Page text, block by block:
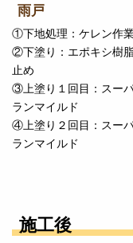
雨戸
①下地処理：ケレン作
②下塗り：エポキシ樹
止め
③上塗り１回目：スー
ランマイルド
④上塗り２回目：スー
ランマイルド
施工後